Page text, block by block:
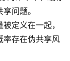
问题。
定义在一起，
率存在伪共享风